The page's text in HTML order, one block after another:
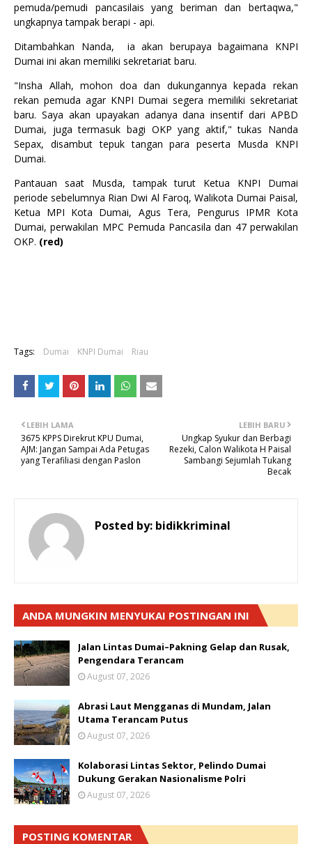
pemuda/pemudi pancasilais yang beriman dan bertaqwa,"
ungkapnya tampak berapi - api.
Ditambahkan Nanda, ia akan berupaya bagaimana KNPI
Dumai ini akan memiliki sekretariat baru.
"Insha Allah, mohon doa dan dukungannya kepada rekan
rekan pemuda agar KNPI Dumai segera memiliki sekretariat
baru. Saya akan upayakan adanya dana insentif dari APBD
Dumai, juga termasuk bagi OKP yang aktif," tukas Nanda
Sepax, disambut tepuk tangan para peserta Musda KNPI
Dumai.
Pantauan saat Musda, tampak turut Ketua KNPI Dumai
periode sebelumnya Rian Dwi Al Faroq, Walikota Dumai Paisal,
Ketua MPI Kota Dumai, Agus Tera, Pengurus IPMR Kota
Dumai, perwakilan MPC Pemuda Pancasila dan 47 perwakilan
OKP. (red)
Tags: Dumai KNPI Dumai Riau
LEBIH BARU
Ungkap Syukur dan Berbagi
Rezeki, Calon Walikota H Paisal
Sambangi Sejumlah Tukang
Becak
LEBIH LAMA
3675 KPPS Direkrut KPU Dumai,
AJM: Jangan Sampai Ada Petugas
yang Terafiliasi dengan Paslon
Posted by: bidikkriminal
ANDA MUNGKIN MENYUKAI POSTINGAN INI
Jalan Lintas Dumai–Pakning Gelap dan Rusak,
Pengendara Terancam
August 07, 2026
Abrasi Laut Mengganas di Mundam, Jalan
Utama Terancam Putus
August 07, 2026
Kolaborasi Lintas Sektor, Pelindo Dumai
Dukung Gerakan Nasionalisme Polri
August 07, 2026
POSTING KOMENTAR